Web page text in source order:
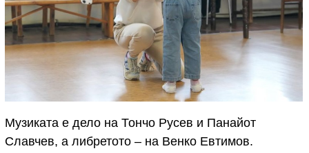
Музиката е дело на Тончо Русев и Панайот
Славчев, а либретото – на Венко Евтимов.